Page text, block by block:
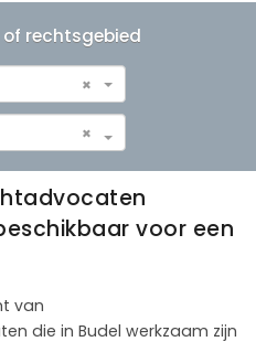
rechtsgebied
×
×
voor een
van
die in Budel werkzaam zijn